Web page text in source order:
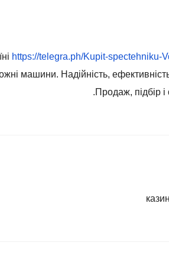
https://telegra.ph/Kupit-spectehniku-
машини. Надійність,
Продаж, підбір і